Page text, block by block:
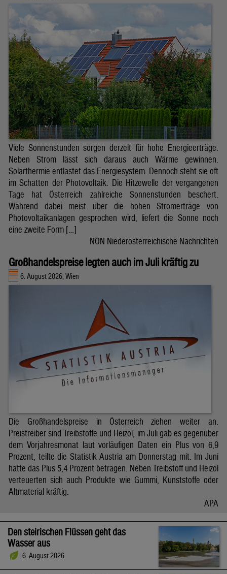
Viele Sonnenstunden sorgen derzeit für hohe Energieerträge.
Neben Strom lässt sich daraus auch Wärme gewinnen.
Solarthermie entlastet das Energiesystem. Dennoch steht sie oft
im Schatten der Photovoltaik. Die Hitzewelle der vergangenen
Tage hat Österreich zahlreiche Sonnenstunden beschert.
Während dabei meist über die hohen Stromerträge von
Photovoltaikanlagen gesprochen wird, liefert die Sonne noch
eine zweite Form […]
NÖN Niederösterreichische Nachrichten
Großhandelspreise legten auch im Juli kräftig zu
6. August 2026, Wien
Die Großhandelspreise in Österreich ziehen weiter an.
Preistreiber sind Treibstoffe und Heizöl, im Juli gab es gegenüber
dem Vorjahresmonat laut vorläufigen Daten ein Plus von 6,9
Prozent, teilte die Statistik Austria am Donnerstag mit. Im Juni
hatte das Plus 5,4 Prozent betragen. Neben Treibstoff und Heizöl
verteuerten sich auch Produkte wie Gummi, Kunststoffe oder
Altmaterial kräftig.
APA
Den steirischen Flüssen geht das
Wasser aus
6. August 2026